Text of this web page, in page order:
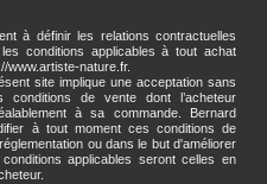
à définir les relations contractuelles
conditions applicables à tout achat
www.artiste-nature.fr.
site implique une acceptation sans
conditions de vente dont l’acheteur
à sa commande. Bernard
à tout moment ces conditions de
ou dans le but d'améliorer
applicables seront celles en